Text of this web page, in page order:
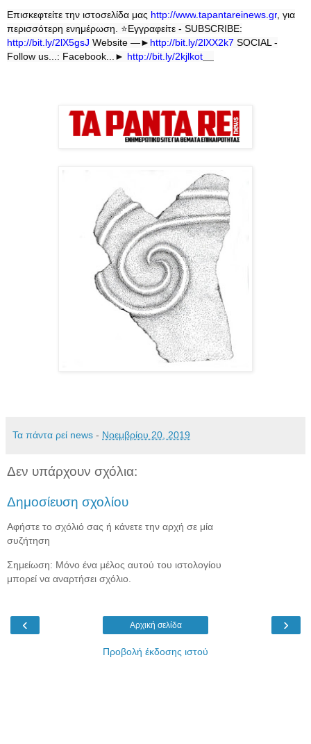
Επισκεφτείτε την ιστοσελίδα μας http://www.tapantareinews.gr, για
περισσότερη ενημέρωση. ⭐Εγγραφείτε - SUBSCRIBE:
http://bit.ly/2lX5gsJ Website —► http://bit.ly/2lXX2k7 SOCIAL -
Follow us...: Facebook...► http://bit.ly/2kjlkot
Τα πάντα ρεί news - Νοεμβρίου 20, 2019
Δεν υπάρχουν σχόλια:
Δημοσίευση σχολίου
Αφήστε το σχόλιό σας ή κάνετε την αρχή σε μία
συζήτηση
Σημείωση: Μόνο ένα μέλος αυτού του ιστολογίου
μπορεί να αναρτήσει σχόλιο.
‹ ›
Αρχική σελίδα
Προβολή έκδοσης ιστού